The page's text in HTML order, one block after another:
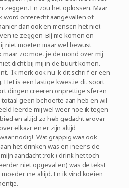
zeggen. En zou het oplossen. Maar
word onterecht aangevallen of
dan ook en mensen het niet
te zeggen. Bij me komen en
niet moeten maar wel bewust
zo: moet je de mond over mij
dicht bij mij in de buurt komen.
Ik merk ook nu ik dit schrijf er een
Het is een lastige kwestie dit soort
dingen creëren onprettige sferen
geen behoefte aan heb en wil
leerde mij wel weer hoe ik tegen
en altijd zo heb gedacht erover
elkaar en er zijn altijd
nodig! Wat grappig was ook
het drinken was en ineens de
aandacht trok ( drink het toch
niet opgevallen) was de tekst
me altijd. En ik vind koeien